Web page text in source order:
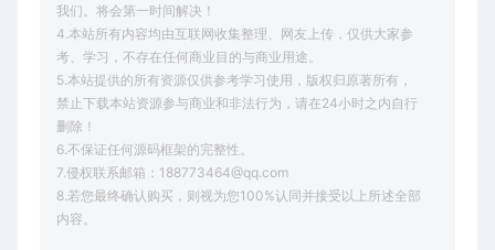
我们。将会第一时间解决！
4.本站所有内容均由互联网收集整理、网友上传，仅供大家参
考、学习，不存在任何商业目的与商业用途。
5.本站提供的所有资源仅供参考学习使用，版权归原著所有，
禁止下载本站资源参与商业和非法行为，请在24小时之内自行
删除！
6.不保证任何源码框架的完整性。
7.侵权联系邮箱：188773464@qq.com
8.若您最终确认购买，则视为您100%认同并接受以上所述全部
内容。